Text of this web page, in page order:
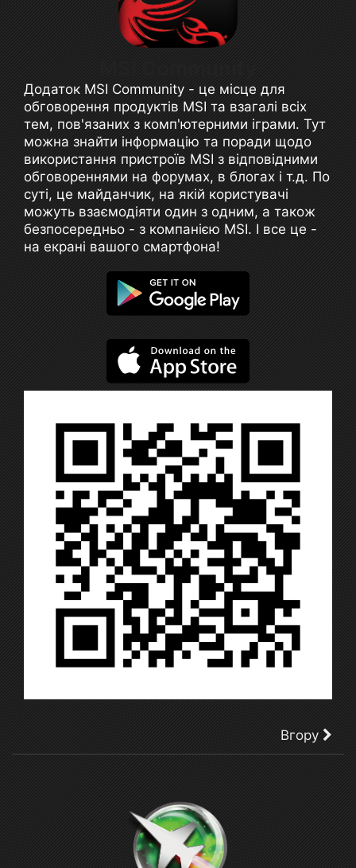
Додаток MSI Community - це місце для
обговорення продуктів MSI та взагалі всіх
тем, пов'язаних з комп'ютерними іграми. Тут
можна знайти інформацію та поради щодо
використання пристроїв MSI з відповідними
обговореннями на форумах, в блогах і т.д. По
суті, це майданчик, на якій користувачі
можуть взаємодіяти один з одним, а також
безпосередньо - з компанією MSI. І все це -
на екрані вашого смартфона!
Вгору